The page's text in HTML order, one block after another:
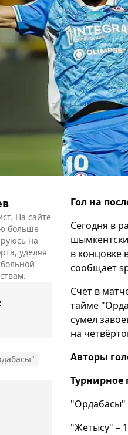
На сайте
больше
на
уделяя
Гол на
Сегодня в
в концовке
сообщает
Счёт в
тайме
сумел
на
Авторы
"Ордабасы"
"Жетысу" –